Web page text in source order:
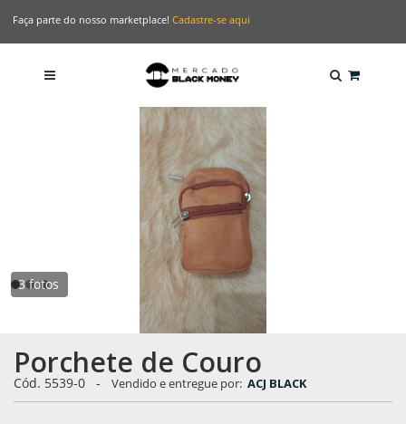
Faça parte do nosso marketplace! Cadastre-se aqui
3 fotos
Porchete de Couro
Cód. 5539-0 - Vendido e entregue por: ACJ BLACK